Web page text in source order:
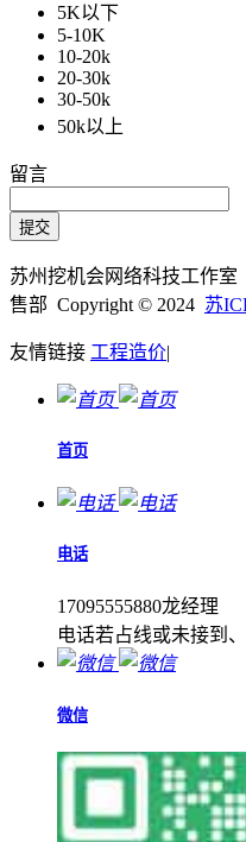
5K以下
5-10K
10-20k
20-30k
30-50k
50k以上
留言
苏州挖机会网络科技工作
售部 Copyright © 2024 苏
友情链接 工程造价|
首页
电话
17095555880龙经理
电话若占线或未接到
微信